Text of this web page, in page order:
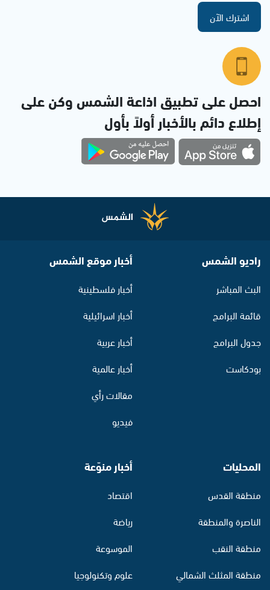
اشترك الآن
احصل على تطبيق اذاعة الشمس وكن على
إطلاع دائم بالأخبار أولاً بأول
راديو الشمس
البث المباشر
قائمة البرامج
جدول البرامج
بودكاست
أخبار موقع الشمس
أخبار فلسطينية
أخبار اسرائيلية
أخبار عربية
أخبار عالمية
مقالات رأي
فيديو
المحليات
منطقة القدس
الناصرة والمنطقة
منطقة النقب
منطقة المثلث الشمالي
أخبار منوّعة
اقتصاد
رياضة
الموسوعة
علوم وتكنولوجيا